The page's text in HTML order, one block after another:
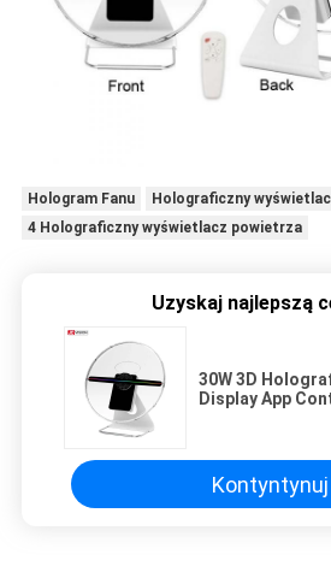
Hologram Fanu
Holograficzny
4 Holograficzny wyświetlacz powietrza
Uzyskaj najlepszą
30W 3D
Display App
Kontyntynuj